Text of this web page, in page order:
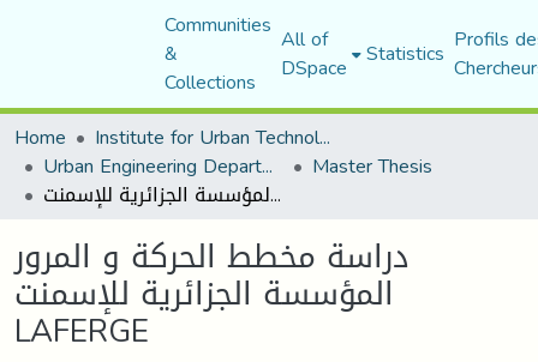
Communities
&
Collections
All of
DSpace Statistics Profils
Home
Institute for Urban Technology Management
Urban Engineering Department Master Thesis
دراسة مخطط الحركة و المرور المؤسسة الجزائرية للإسمنت LAFERGE
دراسة مخطط الحركة و المرور
المؤسسة الجزائرية للإسمنت
LAFERGE